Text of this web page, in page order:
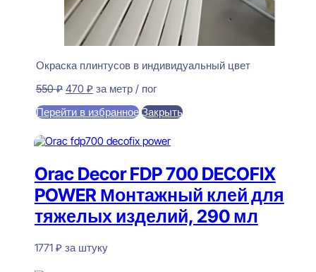
Окраска плинтусов в индивидуальный цвет
550₽ Первоначальная
составляла
470 ₽Текущая
470 ₽.
за метр / пог
Перейти в избранное Закрыть
Orac Decor FDP 700 DECOFIX
POWER Монтажный клей для
тяжелых изделий, 290 мл
1771 ₽ за штуку